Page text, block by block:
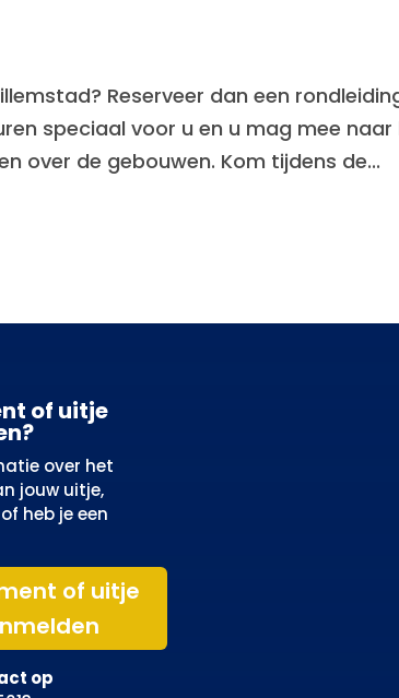
Reserveer dan een
speciaal voor u en u mag mee naar
over de gebouwen. Kom tijdens de...
of uitje
over het
jouw uitje,
heb je een
of uitje
op